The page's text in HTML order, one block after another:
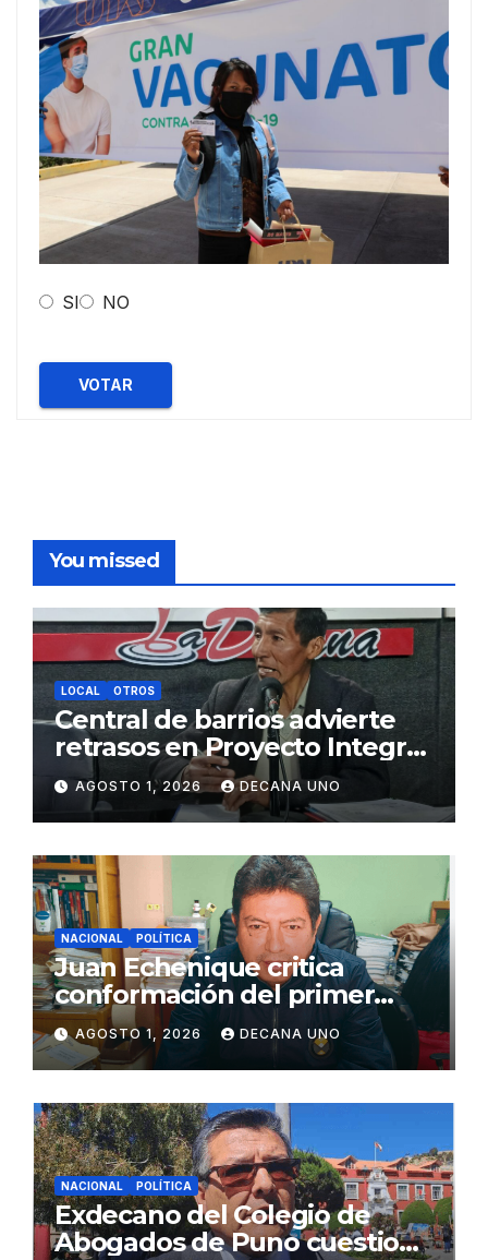
SI NO
VOTAR
You missed
LOCAL OTROS
Central de barrios advierte
retrasos en Proyecto Integral
de Agua y Alcantarillado para
Juliaca
AGOSTO 1, 2026 DECANA UNO
NACIONAL POLÍTICA
Juan Echenique critica
conformación del primer
gabinete ministerial de Keiko
Fujimori
AGOSTO 1, 2026 DECANA UNO
NACIONAL POLÍTICA
Exdecano del Colegio de
Abogados de Puno cuestiona